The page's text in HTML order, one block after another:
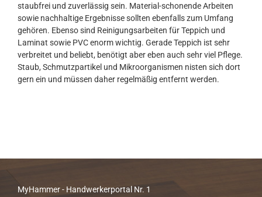
staubfrei und zuverlässig sein. Material-schonende Arbeiten
sowie nachhaltige Ergebnisse sollten ebenfalls zum Umfang
gehören. Ebenso sind Reinigungsarbeiten für Teppich und
Laminat sowie PVC enorm wichtig. Gerade Teppich ist sehr
verbreitet und beliebt, benötigt aber eben auch sehr viel Pflege.
Staub, Schmutzpartikel und Mikroorganismen nisten sich dort
gern ein und müssen daher regelmäßig entfernt werden.
MyHammer - Handwerkerportal Nr. 1